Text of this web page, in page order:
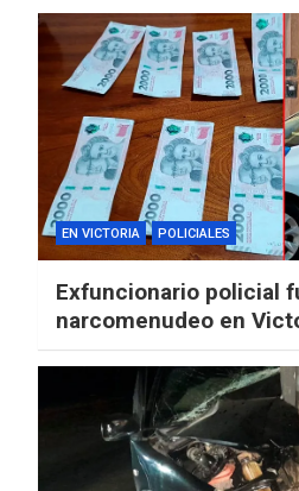
EN VICTORIA POLICIALES
Exfuncionario policial
narcomenudeo en